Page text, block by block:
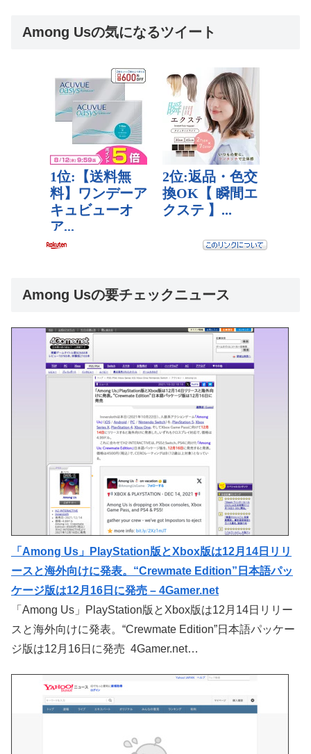
Among Usの気になるツイート
Among Usの要チェックニュース
「Among Us」PlayStation版とXbox版は12月14日リリ
ースと海外向けに発表。“Crewmate Edition”日本語パッ
ケージ版は12月16日に発売 – 4Gamer.net
「Among Us」PlayStation版とXbox版は12月14日リリー
スと海外向けに発表。“Crewmate Edition”日本語パッケー
ジ版は12月16日に発売 4Gamer.net…